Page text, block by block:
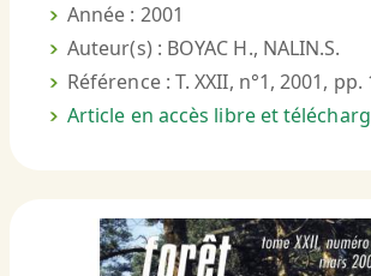
Année : 2001
Auteur(s) : BOYAC H., NALIN.S.
Référence : T. XXII, n°1, 2001, pp.
Article en accès libre et